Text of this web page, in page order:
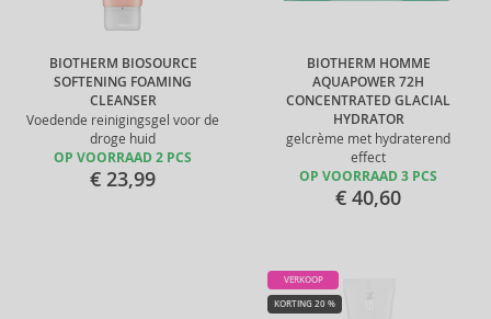
BIOTHERM BIOSOURCE
SOFTENING FOAMING
CLEANSER
Voedende reinigingsgel voor de
droge huid
OP VOORRAAD 2 PCS
€ 23,99
BIOTHERM HOMME
AQUAPOWER 72H
CONCENTRATED GLACIAL
HYDRATOR
gelcrème met hydraterend
effect
OP VOORRAAD 3 PCS
€ 40,60
VERKOOP
KORTING 20 %